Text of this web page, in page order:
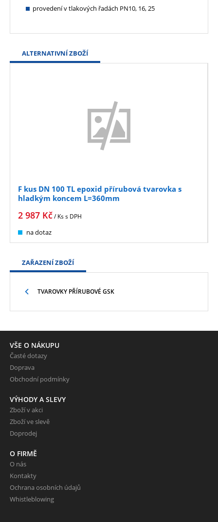
provedení v tlakových řadách PN10, 16, 25
ALTERNATIVNÍ ZBOŽÍ
F kus DN 100 TL epoxid přírubová tvarovka s
hladkým koncem L=360mm
2 987 Kč/ Kss DPH
na dotaz
ZAŘAZENÍ ZBOŽÍ
TVAROVKY PŘÍRUBOVÉ GSK
VŠE O NÁKUPU
Časté dotazy
Doprava
Obchodní podmínky
VÝHODY A SLEVY
Zboží v akci
Zboží ve slevě
Doprodej
O FIRMĚ
O nás
Kontakty
Ochrana osobních údajů
Whistleblowing